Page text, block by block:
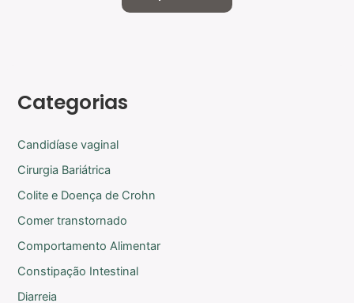
Categorias
Candidíase vaginal
Cirurgia Bariátrica
Colite e Doença de Crohn
Comer transtornado
Comportamento Alimentar
Constipação Intestinal
Diarreia